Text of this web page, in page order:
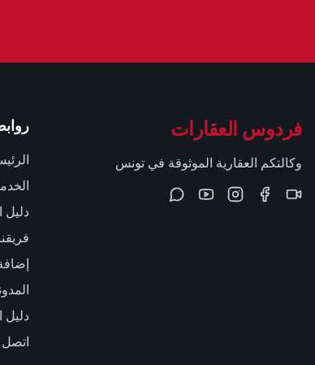
فردوس العقارات
وكالتكم العقارية الموثوقة في تونس
دليل
اتصل